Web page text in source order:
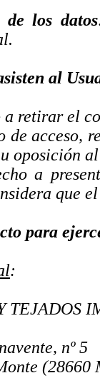
de los datos
al
a retirar el
de acceso,
oposición
a
que
para
:
TEJADOS
nº 5
(28660